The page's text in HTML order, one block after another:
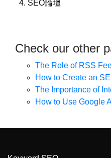
SEO論壇
Check our other
The Role of RSS
How to Create an
The Importance of
How to Use Google